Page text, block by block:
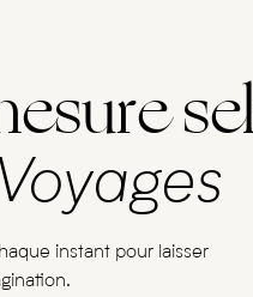
instant pour laisser